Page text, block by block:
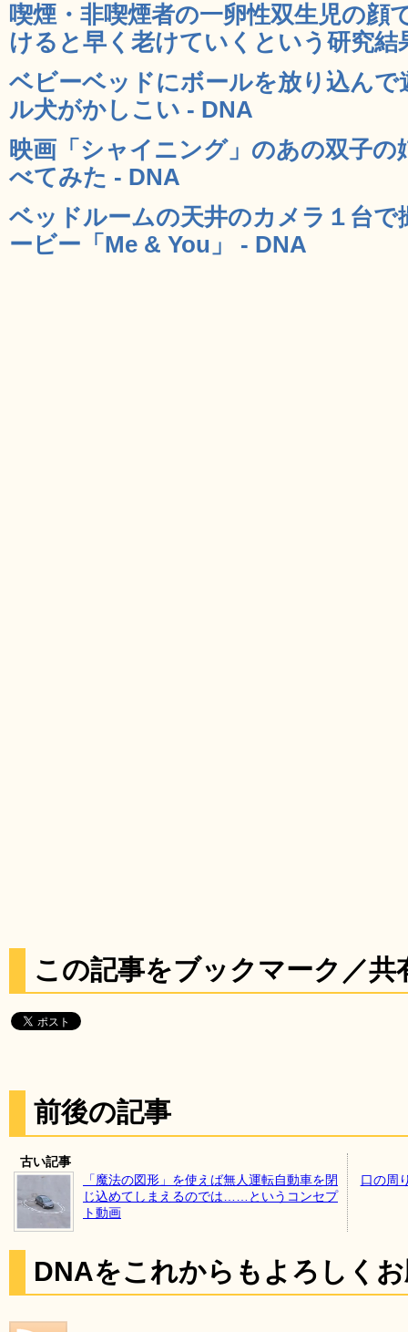
喫煙・非喫煙者の一卵性双生児の顔
けると早く老けていくという研究結
ベビーベッドにボールを放り込ん
ル犬がかしこい - DNA
映画「シャイニング」のあの双子
べてみた - DNA
ベッドルームの天井のカメラ１台
ービー「Me & You」 - DNA
この記事をブックマーク／共
前後の記事
古い記事
「魔法の図形」を使えば無人運転自動車を閉
じ込めてしまえるのでは……というコンセプ
ト動画
口の周
DNAをこれからもよろしく